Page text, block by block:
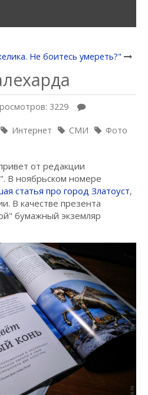
Не боитесь умереть?"
3229
Интернет СМИ
Фото
от редакции
В ноябрьском номере
статья про город Златоуст,
В качестве презента
бумажный экземляр